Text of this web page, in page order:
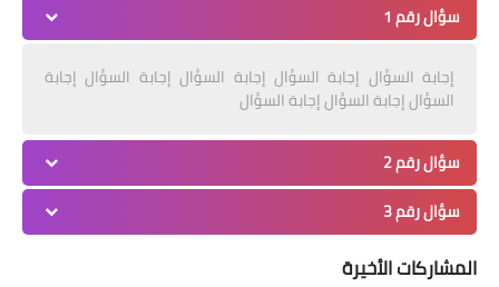
سؤال رقم 1
إجابة السؤال إجابة السؤال إجابة السؤال إجابة السؤال إجابة
السؤال إجابة السؤال إجابة السؤال
سؤال رقم 2
سؤال رقم 3
المشاركات الأخيرة